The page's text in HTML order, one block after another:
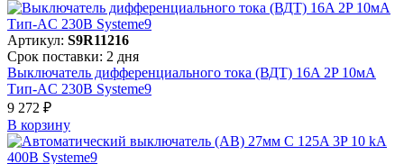
Артикул: S9R11216
Срок поставки: 2 дня
Выключатель дифференциального тока (ВДТ) 16A 2P 10мА
Тип-AC 230В Systeme9
9 272 ₽
В корзинy